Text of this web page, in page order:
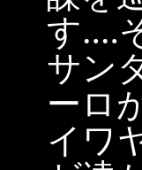
す‥‥
サン
ーロ
イワ